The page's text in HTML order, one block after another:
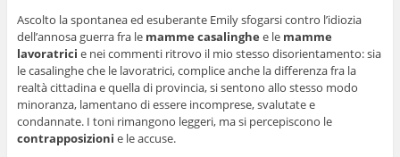
Ascolto la spontanea ed esuberante Emily sfogarsi contro l’idiozia
dell’annosa guerra fra le mamme casalinghe e le mamme
lavoratrici e nei commenti ritrovo il mio stesso disorientamento: sia
le casalinghe che le lavoratrici, complice anche la differenza fra la
realtà cittadina e quella di provincia, si sentono allo stesso modo
minoranza, lamentano di essere incomprese, svalutate e
condannate. I toni rimangono leggeri, ma si percepiscono le
contrapposizioni e le accuse.